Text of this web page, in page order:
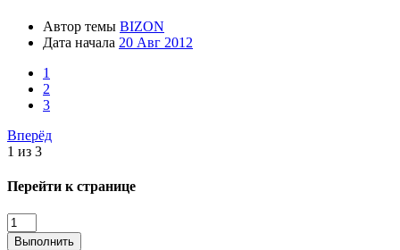
Автор темы BIZON
Дата начала 20 Авг 2012
1
2
3
Вперёд
1 из 3
Перейти к странице
Выполнить